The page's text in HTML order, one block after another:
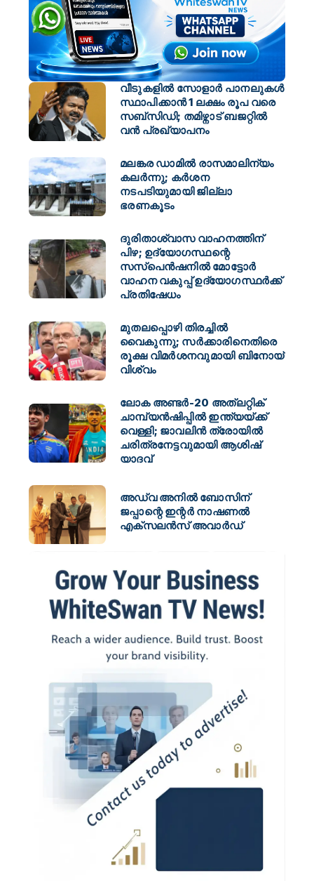
വീടുകളിൽ സോളാർ പാനലുകൾ
സ്ഥാപിക്കാൻ 1 ലക്ഷം രൂപ വരെ
സബ്സിഡി; തമിഴ്നാട് ബജറ്റിൽ
വൻ പ്രഖ്യാപനം
മലങ്കര ഡാമിൽ രാസമാലിന്യം
കലർന്നു; കർശന
നടപടിയുമായി ജില്ലാ
ഭരണകൂടം
ദുരിതാശ്വാസ വാഹനത്തിന്
പിഴ; ഉദ്യോഗസ്ഥന്റെ
സസ്പെൻഷനിൽ മോട്ടോർ
വാഹന വകുപ്പ് ഉദ്യോഗസ്ഥർക്ക്
പ്രതിഷേധം
മുതലപ്പൊഴി തിരച്ചിൽ
വൈകുന്നു; സർക്കാരിനെതിരെ
രൂക്ഷ വിമർശനവുമായി ബിനോയ്
വിശ്വം
ലോക അണ്ടർ-20 അത്‌ലറ്റിക്
ചാമ്പ്യൻഷിപ്പിൽ ഇന്ത്യയ്ക്ക്
വെള്ളി; ജാവലിൻ ത്രോയിൽ
ചരിത്രനേട്ടവുമായി ആശിഷ്
യാദവ്
അഡ്വ അനിൽ ബോസിന്
ജപ്പാന്റെ ഇന്റർ നാഷണൽ
എക്സലൻസ് അവാർഡ്